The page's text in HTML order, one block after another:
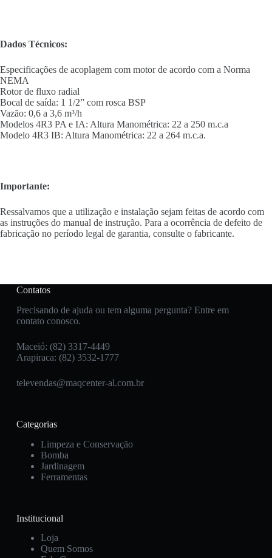
Dados Técnicos:
Especificações de acoplagem com motor de acordo com a Norma
NEMA
Rotor de fluxo radial
Bocal de saída: 1 1/2” com rosca BSP
Vazão: 0,6 a 3,6 m³/h
Modelos 4R3 PA e IA: Altura Manométrica: 22 a 250 m.c.a
Modelo 4R3 IB: Altura Manométrica: 22 a 264 m.c.a.
Importante:
Ressalvamos que a utilização e instalação sejam feitas de acordo com
as instruções do manual de instrução. Para a ocorrência de defeito de
fabricação no período legal de garantia, consulte o fabricante.
Contatos
Precisando de ajuda ou tem alguma pergunta? Entre em
contato conosco.
Maceió: (82) 3317-4449
Arapiraca: (82) 3532-1777
televendas@maqcenter-al.com.br
Categorias
Limpeza e Conservação
Bomba
Jardinagem
Ferramentas
Institucional
Loja
Quem Somos